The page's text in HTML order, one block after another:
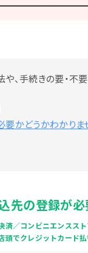
、手続きの要・不
かどうかわかりま
先の登録が必
済／コンビニエンスス
頭でクレジットカード